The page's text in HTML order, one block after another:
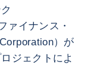
ァイナンス・
）が
ジェクトによ